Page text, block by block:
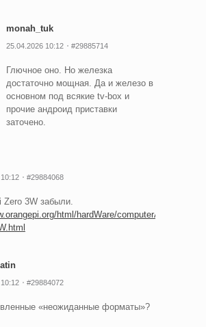
monah_tuk
25.04.2026 10:12 #29885714
Глючное оно. Но железка
достаточно мощная. Да и железо в
основном под всякие tv-box и
прочие андроид приставки
заточено.
#29884068
Zero 3W забыли.
html/hardWare/
#29884072
«неожиданные форматы»?